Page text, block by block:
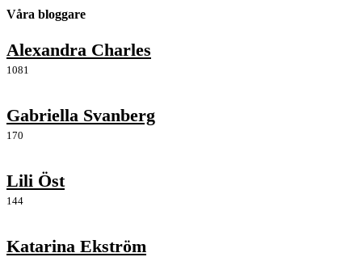
Våra bloggare
Alexandra Charles
1081
Gabriella Svanberg
170
Lili Öst
144
Katarina Ekström